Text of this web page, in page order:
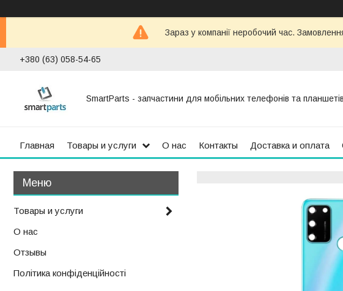
Зараз у компанії неробочий час.
+380 (63) 058-54-65
SmartParts - запчастини для мобільних телефонів та планшетів
Главная Товары и услуги О нас Контакты Доставка и оплата
Товары и услуги
О нас
Отзывы
Політика конфіденційності